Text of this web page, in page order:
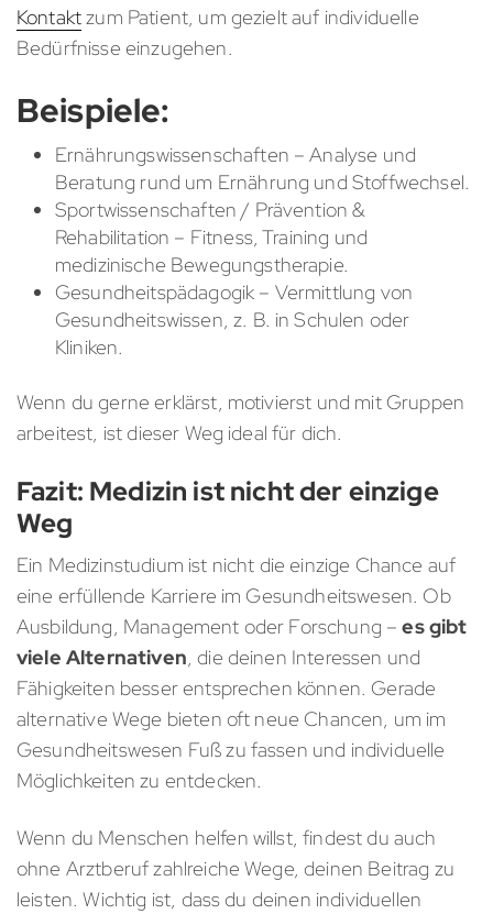
Kontaktzum Patient, um gezielt auf individuelle
Bedürfnisse einzugehen.
Beispiele:
Ernährungswissenschaften – Analyse und
Beratung rund um Ernährung und Stoffwechsel.
Sportwissenschaften / Prävention &
Rehabilitation – Fitness, Training und
medizinische Bewegungstherapie.
Gesundheitspädagogik – Vermittlung von
Gesundheitswissen, z. B. in Schulen oder
Kliniken.
Wenn du gerne erklärst, motivierst und mit Gruppen
arbeitest, ist dieser Weg ideal für dich.
Fazit: Medizin ist nicht der einzige
Weg
Ein Medizinstudium ist nicht die einzige Chance auf
eine erfüllende Karriere im Gesundheitswesen. Ob
Ausbildung, Management oder Forschung –es gibt
viele Alternativen, die deinen Interessen und
Fähigkeiten besser entsprechen können. Gerade
alternative Wege bieten oft neue Chancen, um im
Gesundheitswesen Fuß zu fassen und individuelle
Möglichkeiten zu entdecken.
Wenn du Menschen helfen willst, findest du auch
ohne Arztberuf zahlreiche Wege, deinen Beitrag zu
leisten. Wichtig ist, dass du deinen individuellen